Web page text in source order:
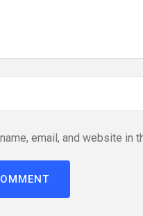
email, and website in